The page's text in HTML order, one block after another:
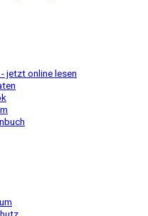
- jetzt online lesen